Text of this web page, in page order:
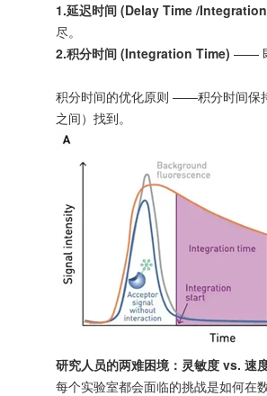
1.延迟时间 (Delay Time /
尽。
2.积分时间 (Integration Time) ——
积分时间的优化原则 ——积分时间保
之间）找到。
研究人员的两难困境：灵敏度 vs. 速
每个实验室都会面临的挑战是如何